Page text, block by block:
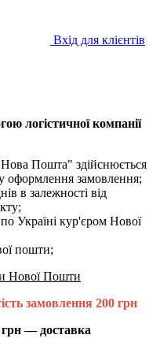
Вхід для клієнтів
логістичної компанії
Пошта" здійснюється
оформлення замовлення;
в залежності від
Україні кур'єром Нової
пошти;
Нової Пошти
замовлення 200 грн
грн — доставка